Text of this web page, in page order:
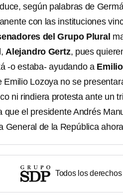
según palabras de
con las instituciones
del Grupo Plural
Alejandro Gertz, pues
-o estaba- ayudando a
Emilio Lozoya no se
ni rindiera protesta ante un
que el presidente Andrés
General de la República
Todos los